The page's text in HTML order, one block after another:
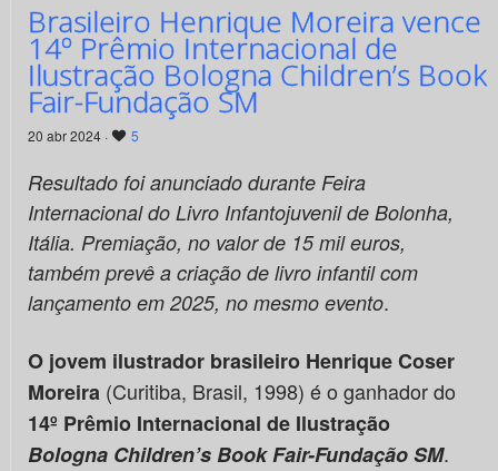
Brasileiro Henrique Moreira vence
14º Prêmio Internacional de
Ilustração Bologna Children’s Book
Fair-Fundação SM
20 abr 2024 · 5
Resultado foi anunciado durante Feira
Internacional do Livro Infantojuvenil de Bolonha,
Itália. Premiação, no valor de 15 mil euros,
também prevê a criação de livro infantil com
lançamento em 2025, no mesmo evento.
O jovem ilustrador brasileiro Henrique Coser
Moreira (Curitiba, Brasil, 1998) é o ganhador do
14º Prêmio Internacional de Ilustração
Bologna Children’s Book Fair-Fundação SM.